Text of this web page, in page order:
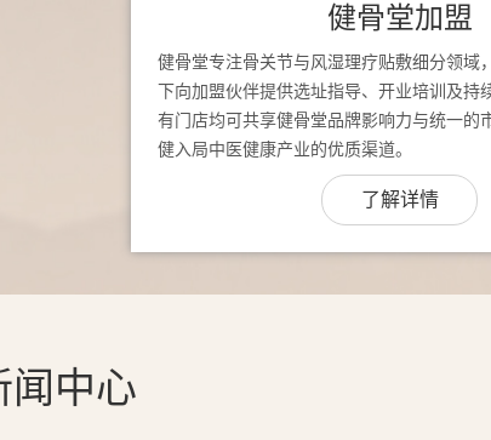
健骨堂加盟
健骨堂专注骨关节与风湿理疗贴敷细分领域
下向加盟伙伴提供选址指导、开业培训及持
有门店均可共享健骨堂品牌影响力与统一的
健入局中医健康产业的优质渠道。
了解详情
闻中心